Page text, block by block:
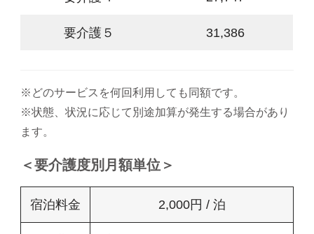
要介護５ 31,386
※どのサービスを何回利用しても同額です。
※状態、状況に応じて別途加算が発生する場合があり
ます。
＜要介護度別月額単位＞
宿泊料金 2,000円 / 泊